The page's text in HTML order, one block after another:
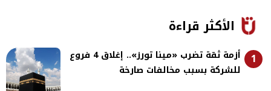
الأكثر قراءة
1
أزمة ثقة تضرب «مينا تورز».. إغلاق 4 فروع
للشركة بسبب مخالفات صارخة